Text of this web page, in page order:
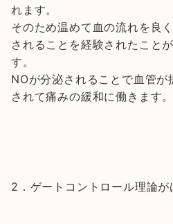
れます。
そのため温めて血の流れを良
されることを経験されたこと
す。
NOが分泌されることで血管が
されて痛みの緩和に働きます。
2．ゲートコントロール理論が